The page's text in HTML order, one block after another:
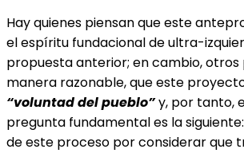
Hay quienes piensan que este
el espíritu fundacional de ultra-
propuesta anterior; en cambio, otros
manera razonable, que este
“voluntad del pueblo”y, por tanto,
pregunta fundamental es la
de este proceso por considerar que